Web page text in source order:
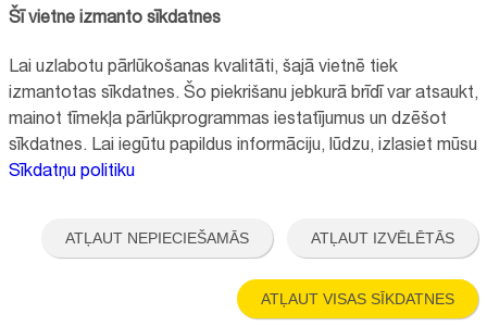
Reģistrācijas nr.:40008057120
+371 67064475
Visi kontakti
"Aktīvo iedzīvotāju fonds" finansētā projekta "
Bērnu slimnīcas fonda
ilgtspējīgas attīstības veicināšana
" ietvaros.
Šī vietne izmanto sīkdatnes
Lai uzlabotu pārlūkošanas kvalitāti, šajā vietnē tiek
izmantotas sīkdatnes. Šo piekrišanu jebkurā brīdī var atsaukt,
mainot tīmekļa pārlūkprogrammas iestatījumus un dzēšot
sīkdatnes. Lai iegūtu papildus informāciju, lūdzu, izlasiet mūsu
Sīkdatņu politiku
ATĻAUT NEPIECIEŠAMĀS ATĻAUT IZVĒLĒTĀS
ATĻAUT VISAS SĪKDATNES